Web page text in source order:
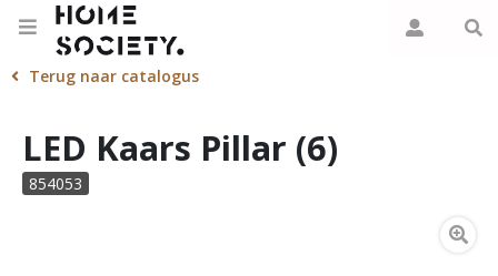
Terug naar catalogus
LED Kaars Pillar (6)
854053